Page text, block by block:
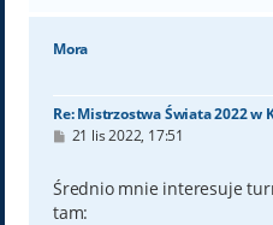
Mora
Re: Mistrzostwa Świata 2022 w
P
t
21 lis 2022, 17:51
Średnio mnie interesuje
tam: